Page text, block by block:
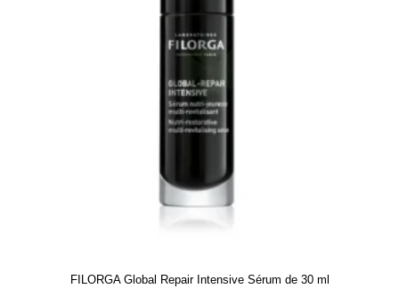
FILORGA Global Repair Intensive Sérum de 30 ml